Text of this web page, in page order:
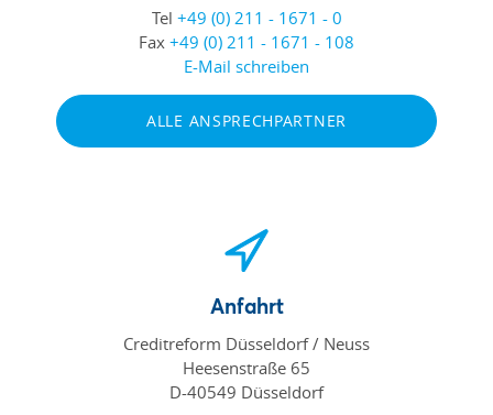
Tel +49 (0) 211 - 1671 - 0
Fax +49 (0) 211 - 1671 - 108
E-Mail schreiben
ALLE ANSPRECHPARTNER
Anfahrt
Creditreform Düsseldorf / Neuss
Heesenstraße 65
D-40549 Düsseldorf